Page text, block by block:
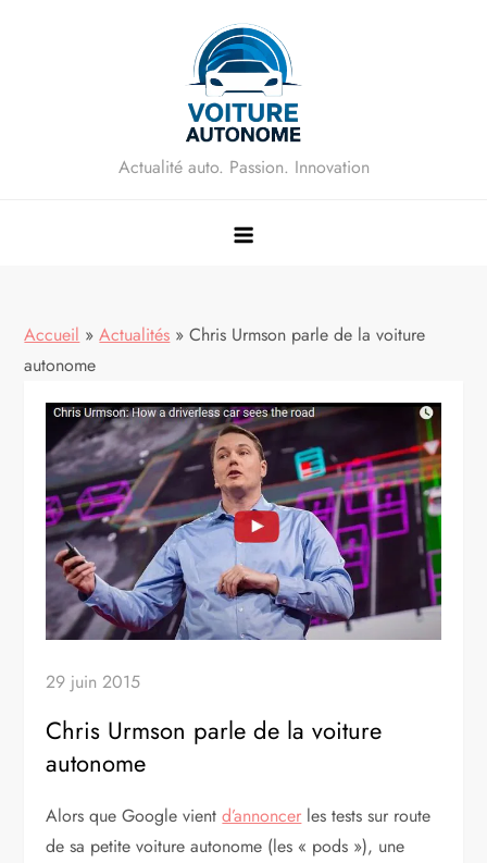
Actualité auto. Passion. Innovation
Accueil » Actualités » Chris Urmson parle de la voiture
autonome
29 juin 2015
Chris Urmson parle de la voiture
autonome
Alors que Google vientd’annoncer les tests sur route
de sa petite voiture autonome (les « pods »), une